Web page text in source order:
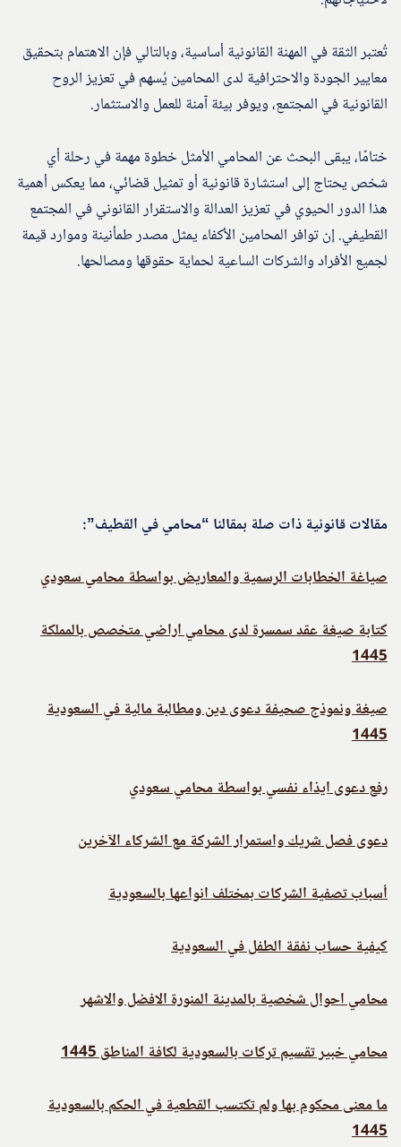
تُعتبر الثقة في المهنة القانونية أساسية، وبالتالي فإن الاهتمام بتحقيق
معايير الجودة والاحترافية لدى المحامين يُسهم في تعزيز الروح
القانونية في المجتمع، ويوفر بيئة آمنة للعمل والاستثمار.
ختامًا، يبقى البحث عن المحامي الأمثل خطوة مهمة في رحلة أي
شخص يحتاج إلى استشارة قانونية أو تمثيل قضائي، مما يعكس أهمية
هذا الدور الحيوي في تعزيز العدالة والاستقرار القانوني في المجتمع
القطيفي. إن توافر المحامين الأكفاء يمثل مصدر طمأنينة وموارد قيمة
لجميع الأفراد والشركات الساعية لحماية حقوقها ومصالحها.
مقالات قانونية ذات صلة بمقالنا “محامي في القطيف”:
صياغة الخطابات الرسمية والمعاريض بواسطة محامي سعودي
كتابة صيغة عقد سمسرة لدى محامي اراضي متخصص بالمملكة
1445
صيغة ونموذج صحيفة دعوى دين ومطالبة مالية في السعودية
1445
رفع دعوى ايذاء نفسي بواسطة محامي سعودي
دعوى فصل شريك واستمرار الشركة مع الشركاء الآخرين
أسباب تصفية الشركات بمختلف انواعها بالسعودية
كيفية حساب نفقة الطفل في السعودية
محامي احوال شخصية بالمدينة المنورة الافضل والاشهر
محامي خبير تقسيم تركات بالسعودية لكافة المناطق 1445
ما معنى محكوم بها ولم تكتسب القطعية في الحكم بالسعودية
1445